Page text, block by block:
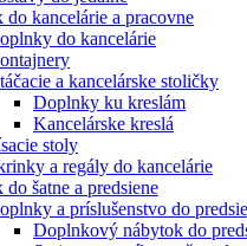
do kancelárie a pracovne
do kancelárie
a kancelárske stoličky
Doplnky ku kreslám
Kancelárske kreslá
stoly
a regály do kancelárie
šatne a predsiene
a príslušenstvo do
Doplnkový nábytok do